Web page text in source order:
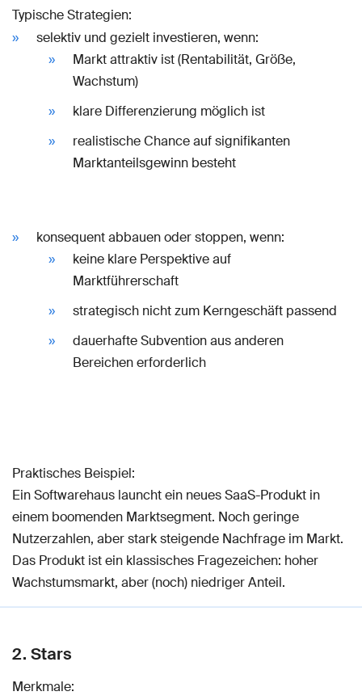
Typische Strategien:
selektiv und gezielt investieren, wenn:
Markt attraktiv ist (Rentabilität, Größe,
Wachstum)
klare Differenzierung möglich ist
realistische Chance auf signifikanten
Marktanteilsgewinn besteht
konsequent abbauen oder stoppen, wenn:
keine klare Perspektive auf
Marktführerschaft
strategisch nicht zum Kerngeschäft passend
dauerhafte Subvention aus anderen
Bereichen erforderlich
Praktisches Beispiel:
Ein Softwarehaus launcht ein neues SaaS-Produkt in
einem boomenden Marktsegment. Noch geringe
Nutzerzahlen, aber stark steigende Nachfrage im Markt.
Das Produkt ist ein klassisches Fragezeichen: hoher
Wachstumsmarkt, aber (noch) niedriger Anteil.
2. Stars
Merkmale: